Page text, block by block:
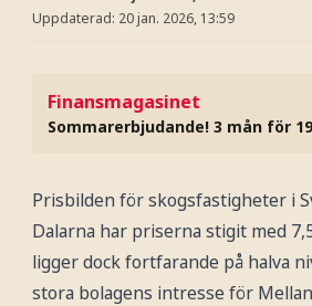
Uppdaterad: 20 jan. 2026, 13:59
Finansmagasinet
Sommarerbjudande! 3 mån för
Prisbilden för skogsfastigheter i
Dalarna har priserna stigit med
ligger dock fortfarande på halva
stora bolagens intresse för